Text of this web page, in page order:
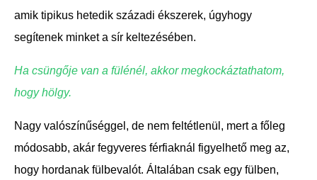
amik tipikus hetedik századi ékszerek, úgyhogy
segítenek minket a sír keltezésében.
Ha csüngője van a fülénél, akkor megkockáztathatom,
hogy hölgy.
Nagy valószínűséggel, de nem feltétlenül, mert a főleg
módosabb, akár fegyveres férfiaknál figyelhető meg az,
hogy hordanak fülbevalót. Általában csak egy fülben,